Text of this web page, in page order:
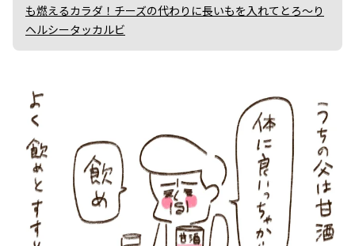
も燃えるカラダ！チーズの代わりに長いもを入れてとろ～り
ヘルシータッカルビ